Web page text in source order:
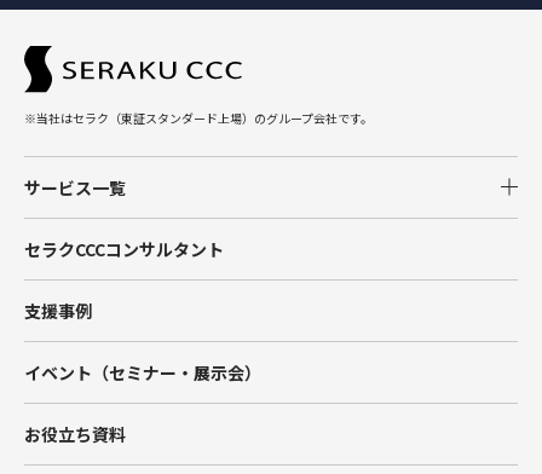
※当社はセラク（東証スタンダード上場）のグループ会社です。
サービス一覧
Salesforce
Tableau
Account Engagement（旧Pardot）
Marketing Cloud
セラクCCCコンサルタント
支援事例
イベント（セミナー・展示会）
お役立ち資料